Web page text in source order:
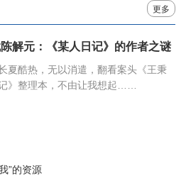
更多
解元：《某人日记》的作者之谜
夏酷热，无以消遣，翻看案头《王秉
》整理本，不由让我想起……
”的资源